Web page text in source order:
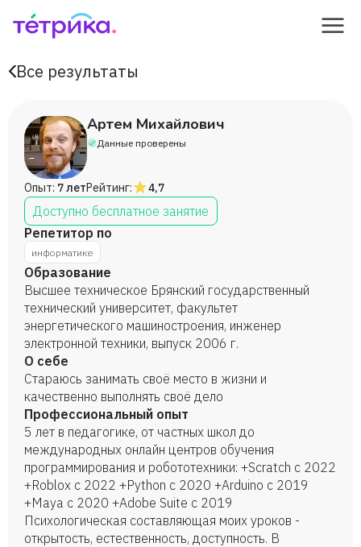
Все результаты
Артем Михайлович
Данные проверены
Опыт: 7 летРейтинг: 4,7
Доступно бесплатное занятие
Репетитор по
информатике
Образование
Высшее техническое Брянский государственный
технический университет, факультет
энергетического машиностроения, инженер
электронной техники, выпуск 2006 г.
О себе
Стараюсь занимать своё место в жизни и
качественно выполнять своё дело
Профессиональный опыт
5 лет в педагогике, от частных школ до
международных онлайн центров обучения
программирования и робототехники: +Scratch с 2022
+Roblox с 2022 +Python с 2020 +Arduino с 2019
+Maya с 2020 +Adobe Suite с 2019
Психологическая составляющая моих уроков -
открытость, естественность, доступность. В